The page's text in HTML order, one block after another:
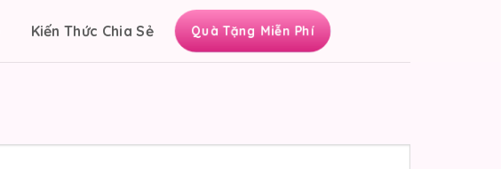
Kiến Thức Chia Sẻ Quà Tặng Miễn Phí